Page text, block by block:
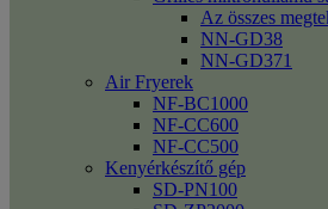
Az összes
NN-GD38
NN-GD371
Air Fryerek
NF-BC1000
NF-CC600
NF-CC500
Kenyérkészítő gép
SD-PN100